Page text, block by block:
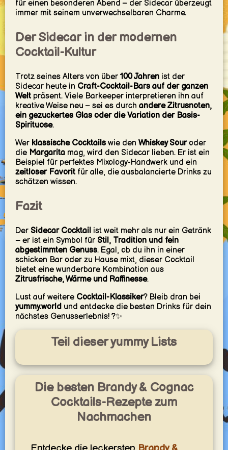
für einen besonderen Abend – der Sidecar überzeugt
immer mit seinem unverwechselbaren Charme.
Der Sidecar in der modernen
Cocktail-Kultur
Trotz seines Alters von über 100 Jahrenist der
Sidecar heute in Craft-Cocktail-Bars auf der ganzen
Weltpräsent. Viele Barkeeper interpretieren ihn auf
kreative Weise neu – sei es durch andere Zitrusnoten,
ein gezuckertes Glas oder die Variation der Basis-
Spirituose.
Wer klassische Cocktailswie den Whiskey Souroder
die Margaritamag, wird den Sidecar lieben. Er ist ein
Beispiel für perfektes Mixology-Handwerk und ein
zeitloser Favoritfür alle, die ausbalancierte Drinks zu
schätzen wissen.
Fazit
Der Sidecar Cocktailist weit mehr als nur ein Getränk
– er ist ein Symbol für Stil, Tradition und fein
abgestimmten Genuss. Egal, ob du ihn in einer
schicken Bar oder zu Hause mixt, dieser Cocktail
bietet eine wunderbare Kombination aus
Zitrusfrische, Wärme und Raffinesse.
Lust auf weitere Cocktail-Klassiker? Bleib dran bei
yummy.worldund entdecke die besten Drinks für dein
nächstes Genusserlebnis! ?✨
Teil dieser yummy Lists
Die besten Brandy & Cognac
Cocktails-Rezepte zum
Nachmachen